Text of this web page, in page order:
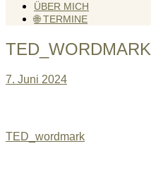
ÜBER MICH
🌐 TERMINE
TED_WORDMARK
7. Juni 2024
Beitragsnavigation
TED_wordmark